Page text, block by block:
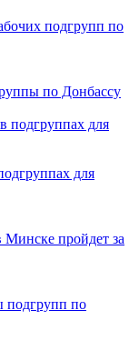
подгрупп по
по Донбассу
для
Минске пройдет за
подгрупп по